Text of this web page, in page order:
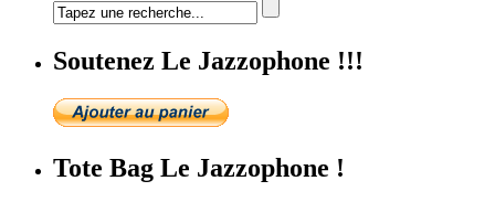
Soutenez Le Jazzophone !!!
Tote Bag Le Jazzophone !